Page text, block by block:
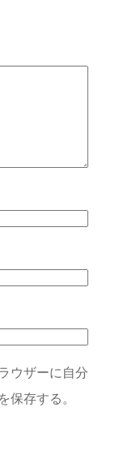
ウザーに自分
保存する。